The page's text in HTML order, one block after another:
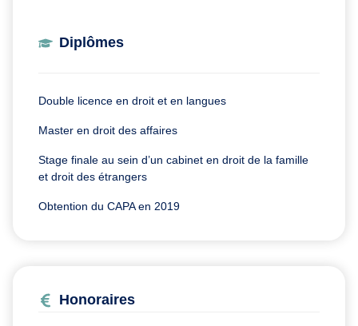
Diplômes
Double licence en droit et en langues
Master en droit des affaires
Stage finale au sein d’un cabinet en droit de la famille
et droit des étrangers
Obtention du CAPA en 2019
Honoraires